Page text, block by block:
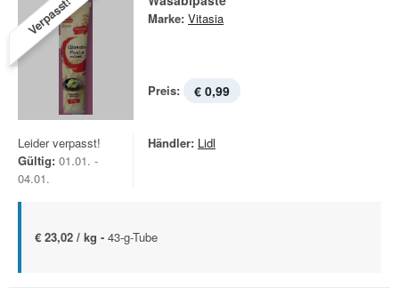
Verpasst! Marke: Vitasia
Preis: € 0,99
Leider verpasst!
Gültig: 01.01. -
04.01.
Händler: Lidl
€ 23,02 / kg - 43-g-Tube